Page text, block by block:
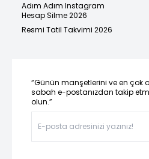
Adım Adım Instagram
Hesap Silme 2026
Resmi Tatil Takvimi 2026
“Günün manşetlerini ve en çok
sabah e-postanızdan takip
olun.”